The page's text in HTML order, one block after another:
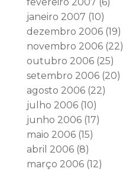
janeiro 2007 (10)
dezembro 2006(19)
novembro 2006(22)
outubro 2006(25)
setembro 2006(20)
agosto 2006(22)
julho 2006(10)
junho 2006(17)
maio 2006(15)
abril 2006(8)
março 2006(12)